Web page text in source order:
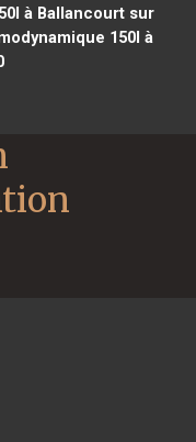
à Ballancourt sur
150l à